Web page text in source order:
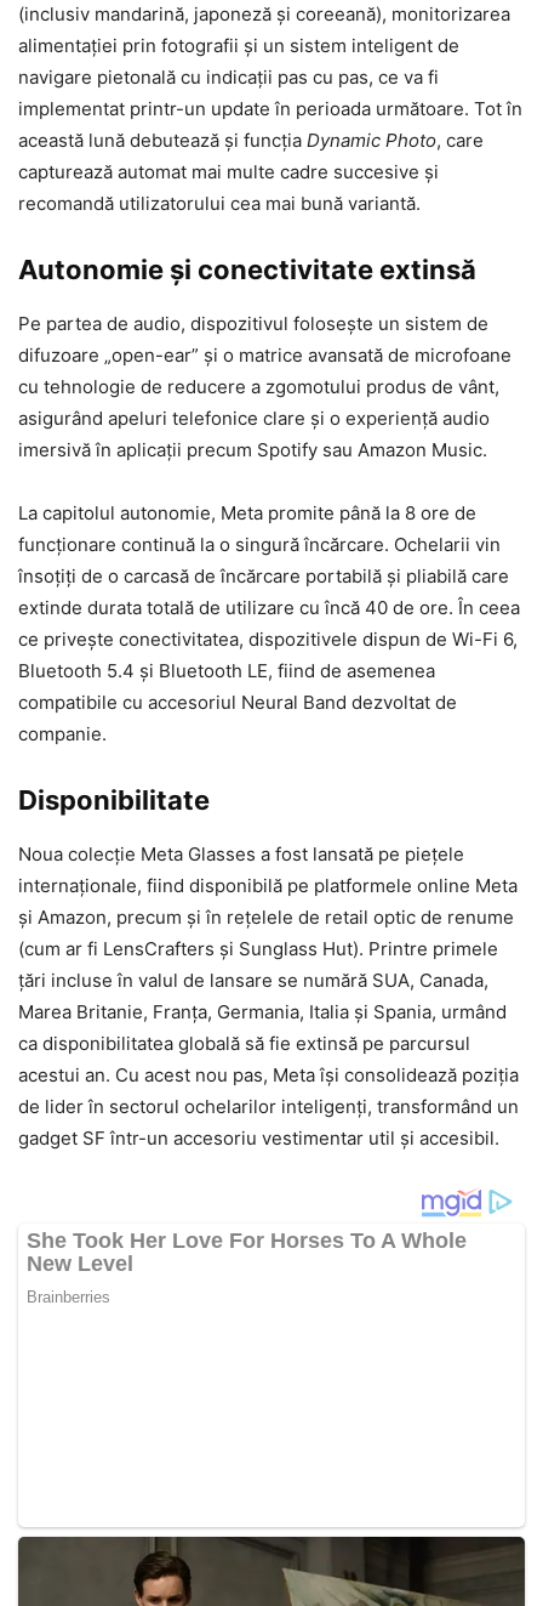
(inclusiv mandarină, japoneză și coreeană), monitorizarea
alimentației prin fotografii și un sistem inteligent de
navigare pietonală cu indicații pas cu pas, ce va fi
implementat printr-un update în perioada următoare. Tot în
această lună debutează și funcția Dynamic Photo, care
capturează automat mai multe cadre succesive și
recomandă utilizatorului cea mai bună variantă.
Autonomie și conectivitate extinsă
Pe partea de audio, dispozitivul folosește un sistem de
difuzoare „open-ear” și o matrice avansată de microfoane
cu tehnologie de reducere a zgomotului produs de vânt,
asigurând apeluri telefonice clare și o experiență audio
imersivă în aplicații precum Spotify sau Amazon Music.
La capitolul autonomie, Meta promite până la 8 ore de
funcționare continuă la o singură încărcare. Ochelarii vin
însoțiți de o carcasă de încărcare portabilă și pliabilă care
extinde durata totală de utilizare cu încă 40 de ore. În ceea
ce privește conectivitatea, dispozitivele dispun de Wi-Fi 6,
Bluetooth 5.4 și Bluetooth LE, fiind de asemenea
compatibile cu accesoriul Neural Band dezvoltat de
companie.
Disponibilitate
Noua colecție Meta Glasses a fost lansată pe piețele
internaționale, fiind disponibilă pe platformele online Meta
și Amazon, precum și în rețelele de retail optic de renume
(cum ar fi LensCrafters și Sunglass Hut). Printre primele
țări incluse în valul de lansare se numără SUA, Canada,
Marea Britanie, Franța, Germania, Italia și Spania, urmând
ca disponibilitatea globală să fie extinsă pe parcursul
acestui an. Cu acest nou pas, Meta își consolidează poziția
de lider în sectorul ochelarilor inteligenți, transformând un
gadget SF într-un accesoriu vestimentar util și accesibil.